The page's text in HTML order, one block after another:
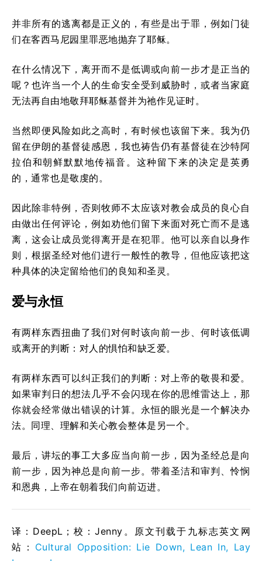
并非所有的逃离都是正义的，有些是出于罪，例如门徒
们在客西马尼园里罪恶地抛弃了耶稣。
在什么情况下，离开而不是低调或向前一步才是正当的
呢？也许当一个人的生命安全受到威胁时，或者当家庭
无法再自由地敬拜耶稣基督并为祂作见证时。
当然即便风险如此之高时，有时候也该留下来。我为仍
留在伊朗的基督徒感恩，我也祷告仍有基督徒在沙特阿
拉伯和朝鲜默默地传福音。这种留下来的决定是英勇
的，通常也是敬虔的。
因此除非特例，否则牧师不太应该对教会成员的良心自
由做出任何评论，例如劝他们留下来面对死亡而不是逃
离，这会让成员觉得离开是在犯罪。他可以亲自以身作
则，根据圣经对他们进行一般性的教导，但他应该把这
种具体的决定留给他们的良知和圣灵。
爱与永恒
有两样东西扭曲了我们对何时该向前一步、何时该低调
或离开的判断：对人的惧怕和缺乏爱。
有两样东西可以纠正我们的判断：对上帝的敬畏和爱。
如果审判日的想法几乎不会闪现在你的思维雷达上，那
你就会经常做出错误的计算。永恒的眼光是一个解决办
法。同理、理解和关心教会整体是另一个。
最后，讲坛的事工大多应当向前一步，因为圣经总是向
前一步，因为神总是向前一步。带着圣洁和审判、怜悯
和恩典，上帝在朝着我们向前迈进。
译：DeepL；校：Jenny。原文刊载于九标志英文网
站： Cultural Opposition: Lie Down, Lean In, Lay